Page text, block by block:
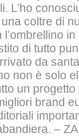
L’ho
coltre di
di tutto
da
non è solo
un
brand
–